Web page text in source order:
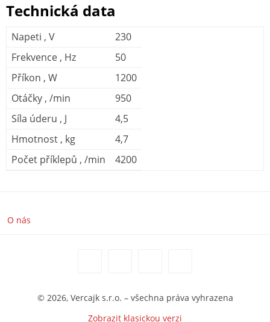
Technická data
Napeti , V
230
Frekvence , Hz
50
Příkon , W
1200
Otáčky , /min
950
Síla úderu , J
4,5
Hmotnost , kg
4,7
Počet příklepů , /min
4200
O nás
© 2026, Vercajk s.r.o. – všechna práva vyhrazena
Zobrazit klasickou verzi